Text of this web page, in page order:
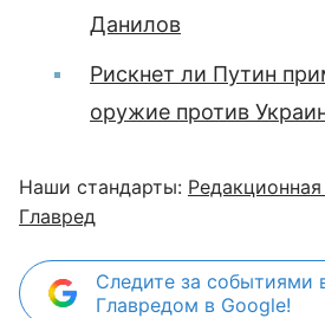
Данилов
Рискнет ли Путин
оружие против
Наши стандарты:
Главред
Следите за событиями
Главредом в Google!